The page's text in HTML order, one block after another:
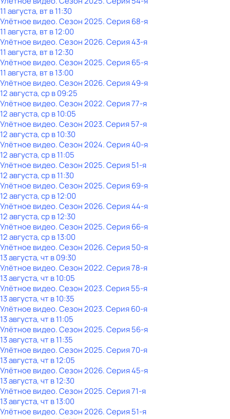
11 августа, вт в 11:30
Улётное видео. Сезон 2025. Серия 68-я
11 августа, вт в 12:00
Улётное видео. Сезон 2026. Серия 43-я
11 августа, вт в 12:30
Улётное видео. Сезон 2025. Серия 65-я
11 августа, вт в 13:00
Улётное видео. Сезон 2026. Серия 49-я
12 августа, ср в 09:25
Улётное видео. Сезон 2022. Серия 77-я
12 августа, ср в 10:05
Улётное видео. Сезон 2023. Серия 57-я
12 августа, ср в 10:30
Улётное видео. Сезон 2024. Серия 40-я
12 августа, ср в 11:05
Улётное видео. Сезон 2025. Серия 51-я
12 августа, ср в 11:30
Улётное видео. Сезон 2025. Серия 69-я
12 августа, ср в 12:00
Улётное видео. Сезон 2026. Серия 44-я
12 августа, ср в 12:30
Улётное видео. Сезон 2025. Серия 66-я
12 августа, ср в 13:00
Улётное видео. Сезон 2026. Серия 50-я
13 августа, чт в 09:30
Улётное видео. Сезон 2022. Серия 78-я
13 августа, чт в 10:05
Улётное видео. Сезон 2023. Серия 55-я
13 августа, чт в 10:35
Улётное видео. Сезон 2023. Серия 60-я
13 августа, чт в 11:05
Улётное видео. Сезон 2025. Серия 56-я
13 августа, чт в 11:35
Улётное видео. Сезон 2025. Серия 70-я
13 августа, чт в 12:05
Улётное видео. Сезон 2026. Серия 45-я
13 августа, чт в 12:30
Улётное видео. Сезон 2025. Серия 71-я
13 августа, чт в 13:00
Улётное видео. Сезон 2026. Серия 51-я